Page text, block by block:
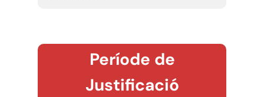
Període de
Justificació